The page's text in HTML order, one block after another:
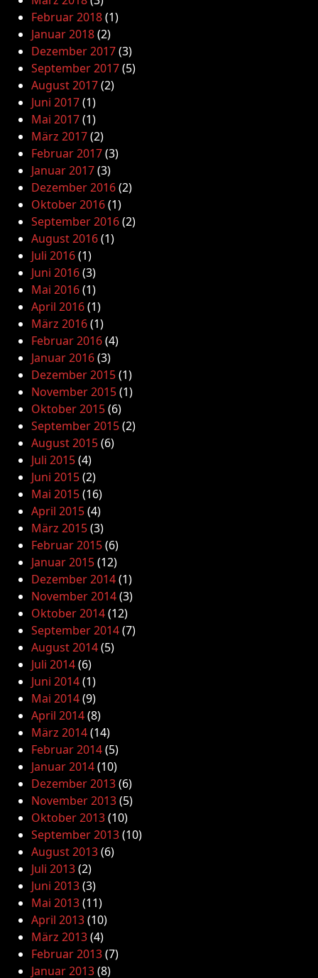
Februar 2018(1)
Januar 2018(2)
Dezember 2017(3)
September 2017(5)
August 2017(2)
Juni 2017(1)
Mai 2017(1)
März 2017(2)
Februar 2017(3)
Januar 2017(3)
Dezember 2016(2)
Oktober 2016(1)
September 2016(2)
August 2016(1)
Juli 2016(1)
Juni 2016(3)
Mai 2016(1)
April 2016(1)
März 2016(1)
Februar 2016(4)
Januar 2016(3)
Dezember 2015(1)
November 2015(1)
Oktober 2015(6)
September 2015(2)
August 2015(6)
Juli 2015(4)
Juni 2015(2)
Mai 2015(16)
April 2015(4)
März 2015(3)
Februar 2015(6)
Januar 2015(12)
Dezember 2014(1)
November 2014(3)
Oktober 2014(12)
September 2014(7)
August 2014(5)
Juli 2014(6)
Juni 2014(1)
Mai 2014(9)
April 2014(8)
März 2014(14)
Februar 2014(5)
Januar 2014(10)
Dezember 2013(6)
November 2013(5)
Oktober 2013(10)
September 2013(10)
August 2013(6)
Juli 2013(2)
Juni 2013(3)
Mai 2013(11)
April 2013(10)
März 2013(4)
Februar 2013(7)
Januar 2013(8)